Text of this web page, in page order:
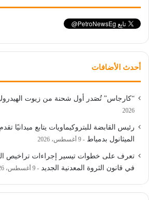
أحدث الأضافات
“كارجاس” تُصَدر أول شحنة من زيوت
2026
رئيس القابضة للبتروكيماويات يتابع ميدانيًا
الميثانول بدمياط
9 أغسطس، 2026
في قانون الثروة المعدنية الجديد
9 أغسطس، 2026